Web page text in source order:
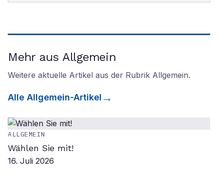
Mehr aus Allgemein
Weitere aktuelle Artikel aus der Rubrik Allgemein.
Alle Allgemein-Artikel
ALLGEMEIN
Wählen Sie mit!
16. Juli 2026